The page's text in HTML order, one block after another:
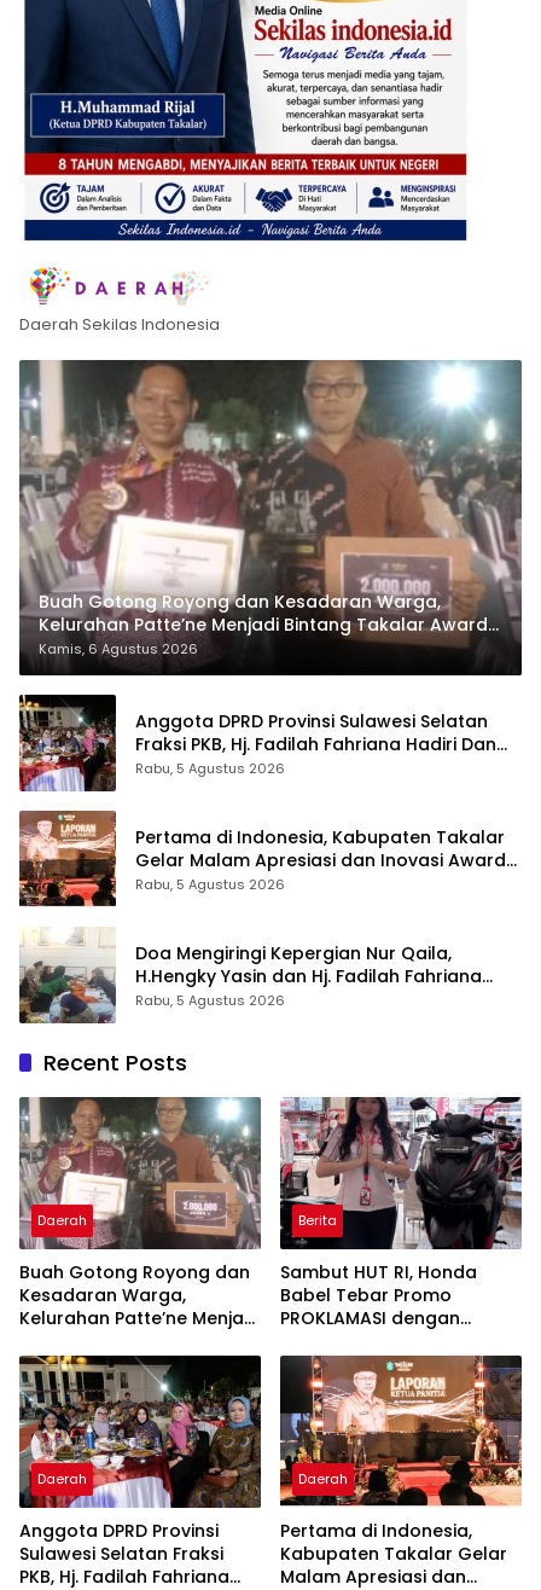
Daerah Sekilas Indonesia
Buah Gotong Royong dan Kesadaran Warga,
Kelurahan Patte’ne Menjadi Bintang Takalar Award
2026
Kamis, 6 Agustus 2026
Anggota DPRD Provinsi Sulawesi Selatan
Fraksi PKB, Hj. Fadilah Fahriana Hadiri Dan
Beri Apresiasi : Takalar Menyalakan Lentera
Rabu, 5 Agustus 2026
Pertama di Indonesia, Kabupaten Takalar
Gelar Malam Apresiasi dan Inovasi Award
2026: Panggung Penghargaan bagi
Rabu, 5 Agustus 2026
Doa Mengiringi Kepergian Nur Qaila,
H.Hengky Yasin dan Hj. Fadilah Fahriana
Hadir Menguatkan Keluarga
Rabu, 5 Agustus 2026
Recent Posts
Daerah
Buah Gotong Royong dan
Kesadaran Warga,
Kelurahan Patte’ne Menjadi
2026
Berita
Sambut HUT RI, Honda
Babel Tebar Promo
PROKLAMASI dengan
Jutaan Rupiah
Daerah
Anggota DPRD Provinsi
Sulawesi Selatan Fraksi
PKB, Hj. Fadilah Fahriana
Daerah
Pertama di Indonesia,
Kabupaten Takalar Gelar
Malam Apresiasi dan